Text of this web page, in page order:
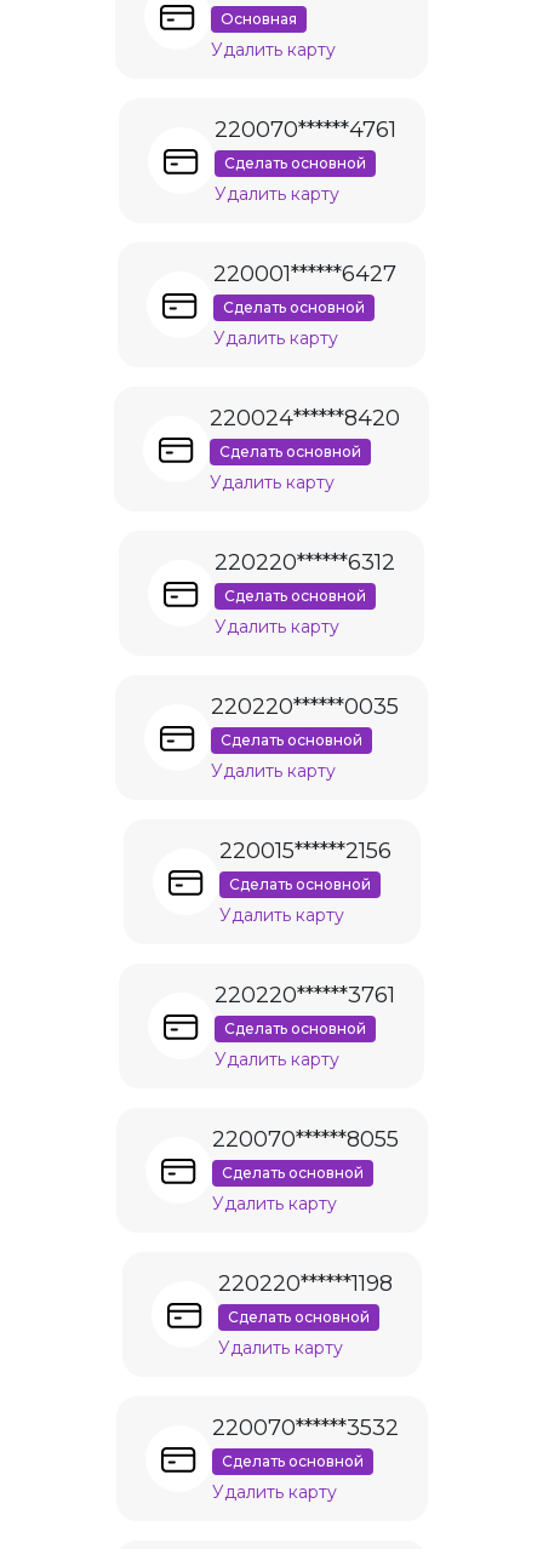
Основная
Удалить карту
220070******4761
Сделать основной
Удалить карту
220001******6427
Сделать основной
Удалить карту
220024******8420
Сделать основной
Удалить карту
220220******6312
Сделать основной
Удалить карту
220220******0035
Сделать основной
Удалить карту
220015******2156
Сделать основной
Удалить карту
220220******3761
Сделать основной
Удалить карту
220070******8055
Сделать основной
Удалить карту
220220******1198
Сделать основной
Удалить карту
220070******3532
Сделать основной
Удалить карту